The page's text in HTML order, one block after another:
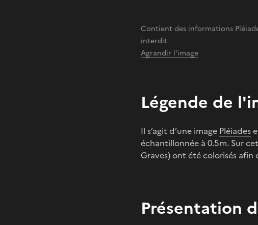
Contient des informations
interdit
Agrandir l'image
Légende de
Il s’agit d’une image Pléiades
échantillonnée à 0.5m. Sur
Graves) ont été colorisés
Présentation